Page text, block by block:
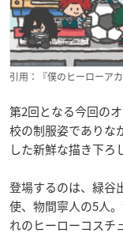
引用：『僕のヒーローアカ
第2回となる今回の
校の制服姿でありな
した新鮮な描き下ろ
登場するのは、緑谷
使、物間寧人の5人
れのヒーローコスチ